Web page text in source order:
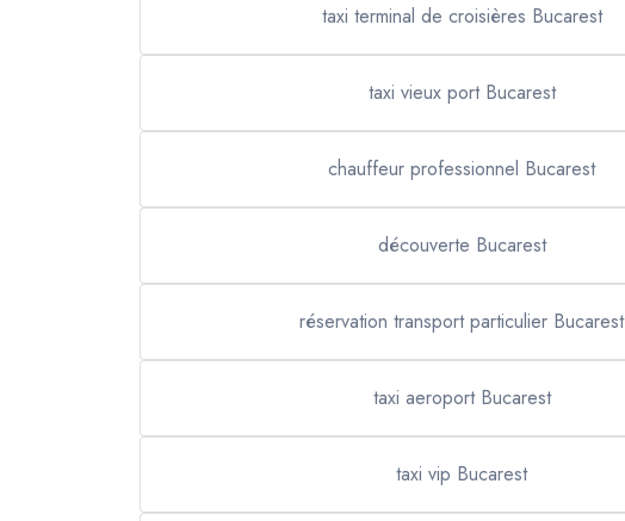
taxi terminal de croisières Bucarest
taxi vieux port Bucarest
chauffeur professionnel Bucarest
découverte Bucarest
réservation transport particulier Bucarest
taxi aeroport Bucarest
taxi vip Bucarest